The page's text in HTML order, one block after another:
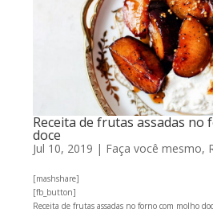
Receita de frutas assadas no
doce
Jul 10, 2019 | Faça você mesmo,
[mashshare]
[fb_button]
Receita de frutas assadas no forno com molho